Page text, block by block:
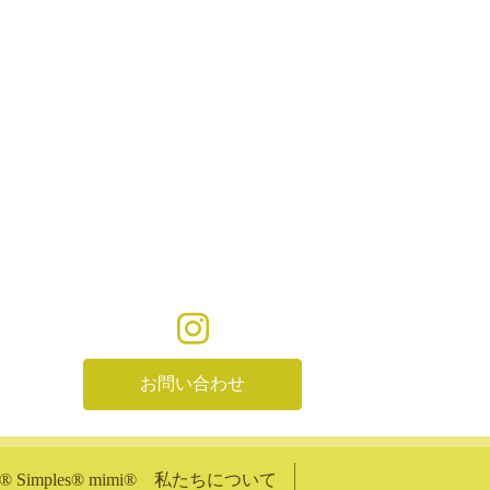
お問い合わせ
Simples®︎ mimi®︎ 私たちについて